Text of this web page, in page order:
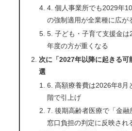
4. 個人事業所でも2029年
の強制適用が全業種に広が
5. 子ども・子育て支援金
年度の方が重くなる
次に「2027年以降に起きる可
選
6. 高額療養費は2026年8月
階で引上げ
7. 後期高齢者医療で「金融
窓口負担の判定に反映され